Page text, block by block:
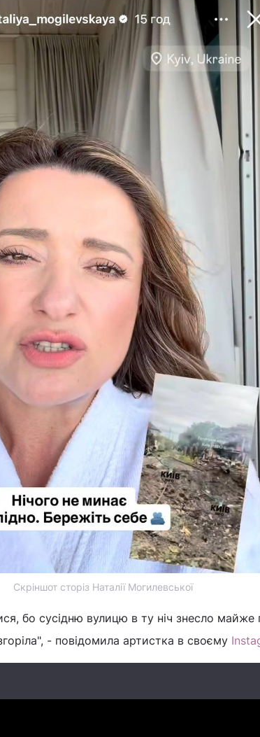
Скріншот сторіз Наталії Могилевської
бо сусідню вулицю в ту ніч знесло майже
- повідомила артистка в своєму